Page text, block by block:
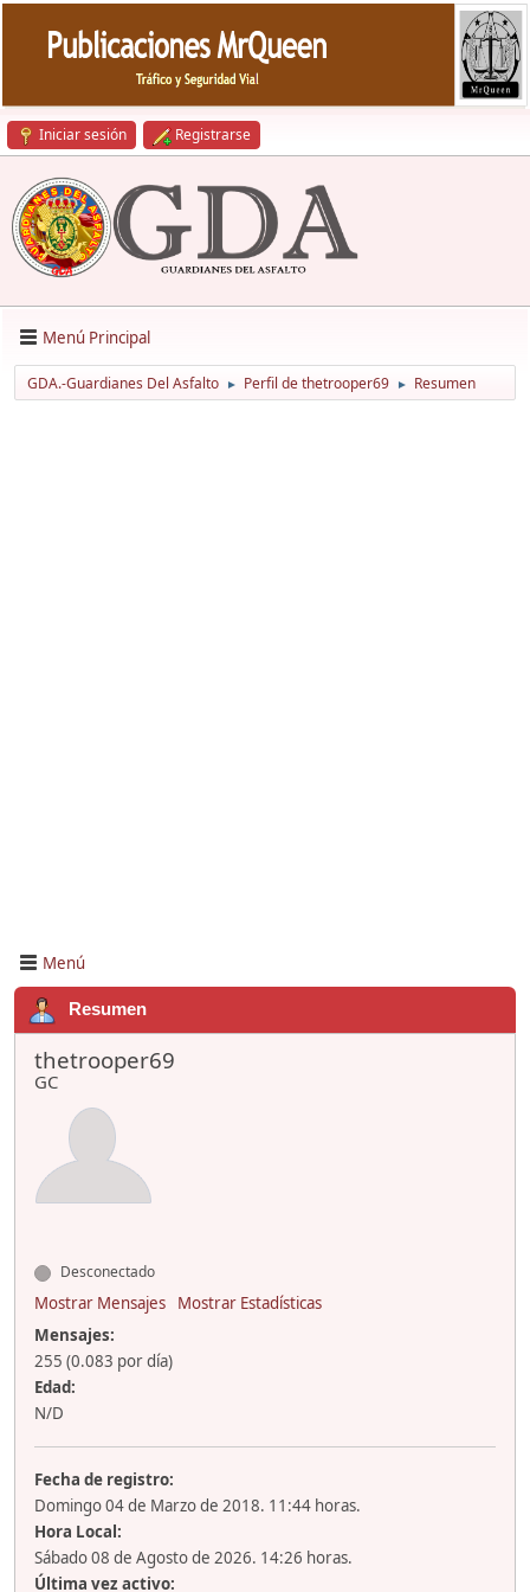
Iniciar sesión Registrarse
Menú Principal
GDA.-Guardianes Del Asfalto ► Perfil de thetrooper69 ► Resumen
Menú
Resumen
thetrooper69
GC
Desconectado
Mostrar Mensajes
Mostrar Estadísticas
Mensajes:
255 (0.083 por día)
Edad:
N/D
Fecha de registro:
Domingo 04 de Marzo de 2018. 11:44 horas.
Hora Local:
Sábado 08 de Agosto de 2026. 14:26 horas.
Última vez activo: